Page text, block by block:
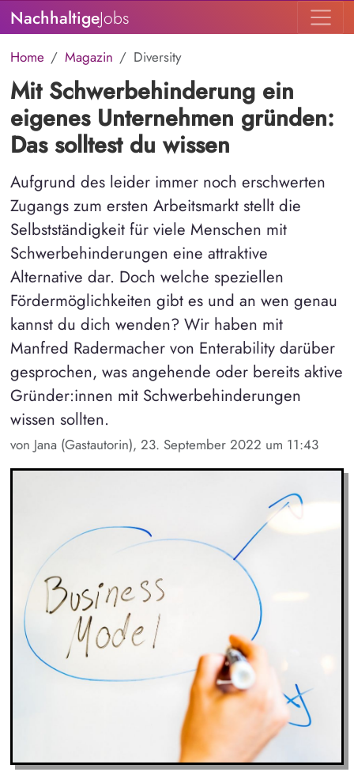
NachhaltigeJobs
Home Magazin Diversity
Mit Schwerbehinderung ein
eigenes Unternehmen gründen:
Das solltest du wissen
Aufgrund des leider immer noch erschwerten
Zugangs zum ersten Arbeitsmarkt stellt die
Selbstständigkeit für viele Menschen mit
Schwerbehinderungen eine attraktive
Alternative dar. Doch welche speziellen
Fördermöglichkeiten gibt es und an wen genau
kannst du dich wenden? Wir haben mit
Manfred Radermacher von Enterability darüber
gesprochen, was angehende oder bereits aktive
Gründer:innen mit Schwerbehinderungen
wissen sollten.
von Jana (Gastautorin), 23. September 2022 um 11:43